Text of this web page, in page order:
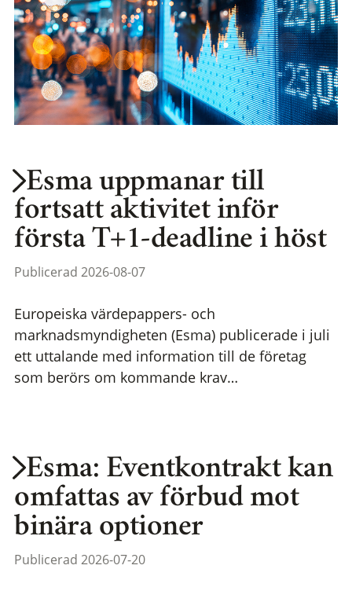
Esma uppmanar till
fortsatt aktivitet inför
första T+1-deadline i höst
Publicerad 2026-08-07
Europeiska värdepappers- och
marknadsmyndigheten (Esma) publicerade i juli
ett uttalande med information till de företag
som berörs om kommande krav…
Esma: Eventkontrakt kan
omfattas av förbud mot
binära optioner
Publicerad 2026-07-20